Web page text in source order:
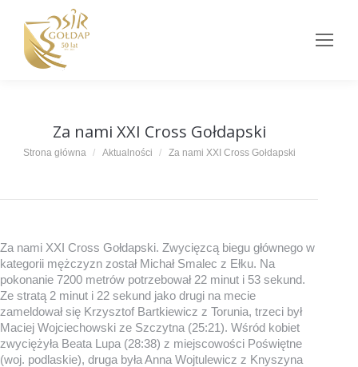
Za nami XXI Cross Gołdapski
Jesteś tutaj:
Strona główna Aktualności Za nami XXI Cross Gołdapski
Za nami XXI Cross Gołdapski. Zwycięzcą biegu głównego w
kategorii mężczyzn został Michał Smalec z Ełku. Na
pokonanie 7200 metrów potrzebował 22 minut i 53 sekund.
Ze stratą 2 minut i 22 sekund jako drugi na mecie
zameldował się Krzysztof Bartkiewicz z Torunia, trzeci był
Maciej Wojciechowski ze Szczytna (25:21). Wśród kobiet
zwyciężyła Beata Lupa (28:38) z miejscowości Poświętne
(woj. podlaskie), druga była Anna Wojtulewicz z Knyszyna